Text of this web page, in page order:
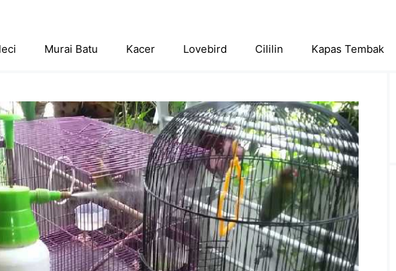
Murai Batu Kacer Lovebird Cililin Kapas Tembak